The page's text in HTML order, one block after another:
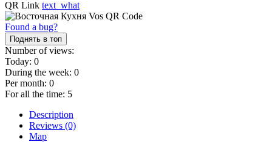
QR Link text_what
Found a bug?
Поднять в топ
Number of views:
Today: 0
During the week: 0
Per month: 0
For all the time: 5
Description
Reviews (0)
Map